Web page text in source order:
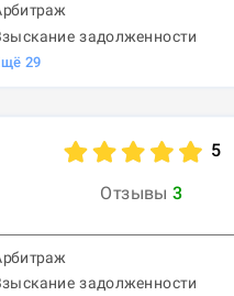
задолженности
29
5
Отзывы 3
задолженности